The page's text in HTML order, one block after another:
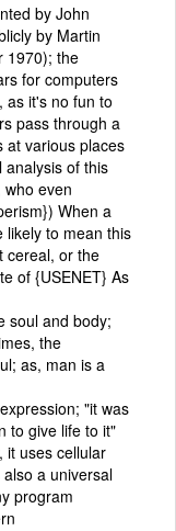
by John
by Martin
1970); the
for computers
as it's no fun to
pass through a
at various places
analysis of this
even
When a
likely to mean this
cereal, or the
of {USENET} As
soul and body;
the
as, man is a
"it was
to give life to it"
it uses cellular
a universal
program